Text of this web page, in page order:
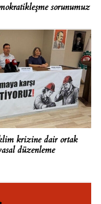
sorunumuz
krizine dair ortak
düzenleme